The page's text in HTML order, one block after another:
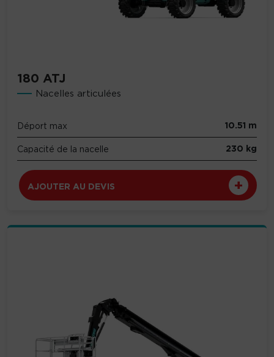
180 ATJ
Nacelles articulées
Déport max 10.51 m
Capacité de la nacelle 230 kg
AJOUTER AU DEVIS